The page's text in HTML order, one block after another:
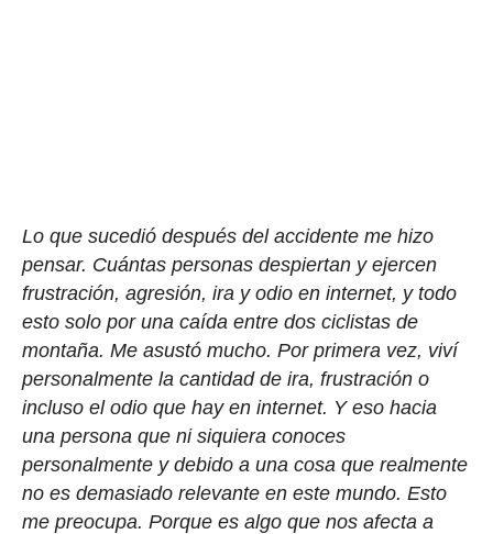
Lo que sucedió después del accidente me hizo
pensar. Cuántas personas despiertan y ejercen
frustración, agresión, ira y odio en internet, y todo
esto solo por una caída entre dos ciclistas de
montaña. Me asustó mucho. Por primera vez, viví
personalmente la cantidad de ira, frustración o
incluso el odio que hay en internet. Y eso hacia
una persona que ni siquiera conoces
personalmente y debido a una cosa que realmente
no es demasiado relevante en este mundo. Esto
me preocupa. Porque es algo que nos afecta a